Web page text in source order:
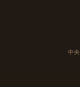
中